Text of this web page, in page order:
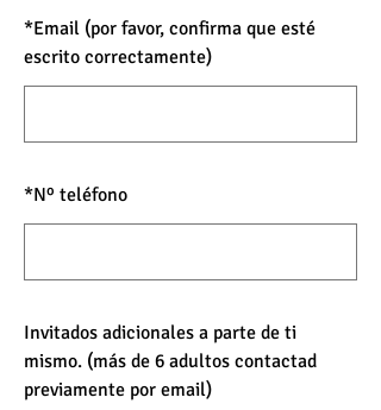
*Email (por favor, confirma que esté
escrito correctamente)
*Nº teléfono
Invitados adicionales a parte de ti
mismo. (más de 6 adultos contactad
previamente por email)